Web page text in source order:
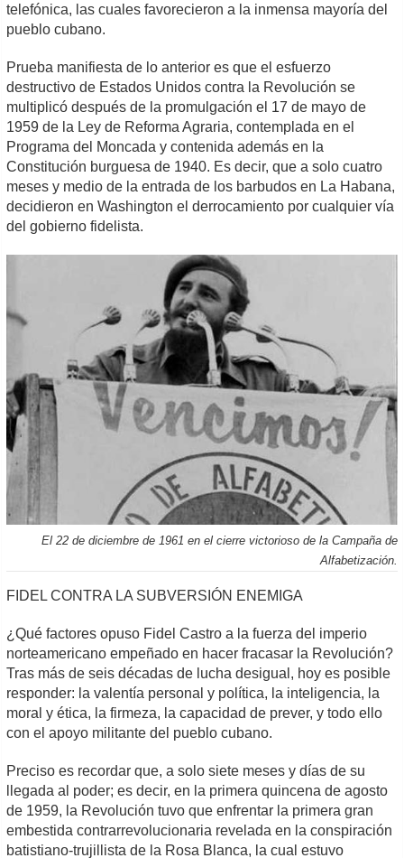
telefónica, las cuales favorecieron a la inmensa mayoría del
pueblo cubano.
Prueba manifiesta de lo anterior es que el esfuerzo
destructivo de Estados Unidos contra la Revolución se
multiplicó después de la promulgación el 17 de mayo de
1959 de la Ley de Reforma Agraria, contemplada en el
Programa del Moncada y contenida además en la
Constitución burguesa de 1940. Es decir, que a solo cuatro
meses y medio de la entrada de los barbudos en La Habana,
decidieron en Washington el derrocamiento por cualquier vía
del gobierno fidelista.
El 22 de diciembre de 1961 en el cierre victorioso de la Campaña de
Alfabetización.
FIDEL CONTRA LA SUBVERSIÓN ENEMIGA
¿Qué factores opuso Fidel Castro a la fuerza del imperio
norteamericano empeñado en hacer fracasar la Revolución?
Tras más de seis décadas de lucha desigual, hoy es posible
responder: la valentía personal y política, la inteligencia, la
moral y ética, la firmeza, la capacidad de prever, y todo ello
con el apoyo militante del pueblo cubano.
Preciso es recordar que, a solo siete meses y días de su
llegada al poder; es decir, en la primera quincena de agosto
de 1959, la Revolución tuvo que enfrentar la primera gran
embestida contrarrevolucionaria revelada en la conspiración
batistiano-trujillista de la Rosa Blanca, la cual estuvo